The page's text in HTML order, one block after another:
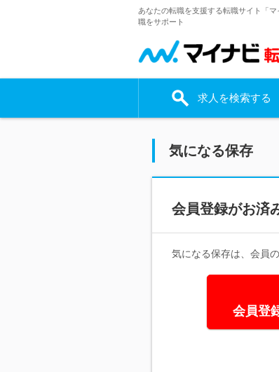
あなたの転職を支援する転職サイト「
職をサポート
求人を検索する
気になる保存
会員登録がお済
気になる保存は、会員
会員登